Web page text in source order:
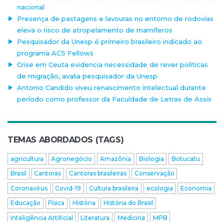
nacional
Presença de pastagens e lavouras no entorno de rodovias
eleva o risco de atropelamento de mamíferos
Pesquisador da Unesp é primeiro brasileiro indicado ao
programa ACS Fellows
Crise em Ceuta evidencia necessidade de rever políticas
de migração, avalia pesquisador da Unesp
Antonio Candido viveu renascimento intelectual durante
período como professor da Faculdade de Letras de Assis
TEMAS ABORDADOS (TAGS)
agricultura Agronegócio Amazônia Biologia
Botucatu
Brasil
Cantoras Cantoras brasileiras
Conservação
Coronavírus
Covid-19 Cultura brasileira ecologia
Economia
Educação
Física História
História do Brasil
Inteligência Artificial
Literatura Medicina
MPB